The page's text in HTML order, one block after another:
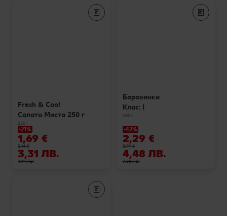
Fresh & Cool
Салата Миста 250 г
250 г
-21%
1,69 €
2,14 €
3,31 ЛВ.
4,19 ЛВ.
Боровинки
Клас: I
250 г
-42%
2,29 €
3,99 €
4,48 ЛВ.
7,80 ЛВ.